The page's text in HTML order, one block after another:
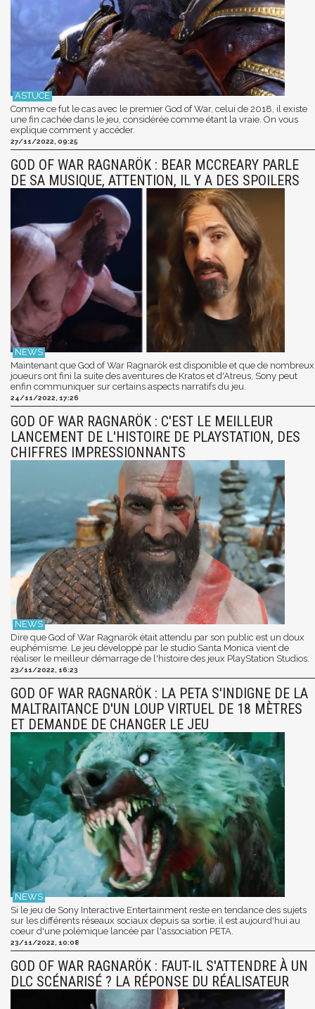
Comme ce fut le cas avec le premier God of War, celui de 2018, il existe
une fin cachée dans le jeu, considérée comme étant la vraie. On vous
explique comment y accéder.
27/11/2022, 09:25
GOD OF WAR RAGNARÖK : BEAR MCCREARY PARLE
DE SA MUSIQUE, ATTENTION, IL Y A DES SPOILERS
Maintenant que God of War Ragnarök est disponible et que de nombreux
joueurs ont fini la suite des aventures de Kratos et d'Atreus, Sony peut
enfin communiquer sur certains aspects narratifs du jeu.
24/11/2022, 17:26
GOD OF WAR RAGNARÖK : C'EST LE MEILLEUR
LANCEMENT DE L'HISTOIRE DE PLAYSTATION, DES
CHIFFRES IMPRESSIONNANTS
Dire que God of War Ragnarök était attendu par son public est un doux
euphémisme. Le jeu développé par le studio Santa Monica vient de
réaliser le meilleur démarrage de l'histoire des jeux PlayStation Studios.
23/11/2022, 16:23
GOD OF WAR RAGNARÖK : LA PETA S'INDIGNE DE LA
MALTRAITANCE D'UN LOUP VIRTUEL DE 18 MÈTRES
ET DEMANDE DE CHANGER LE JEU
Si le jeu de Sony Interactive Entertainment reste en tendance des sujets
sur les différents réseaux sociaux depuis sa sortie, il est aujourd'hui au
coeur d'une polémique lancée par l'association PETA.
23/11/2022, 10:08
GOD OF WAR RAGNARÖK : FAUT-IL S'ATTENDRE À UN
DLC SCÉNARISÉ ? LA RÉPONSE DU RÉALISATEUR